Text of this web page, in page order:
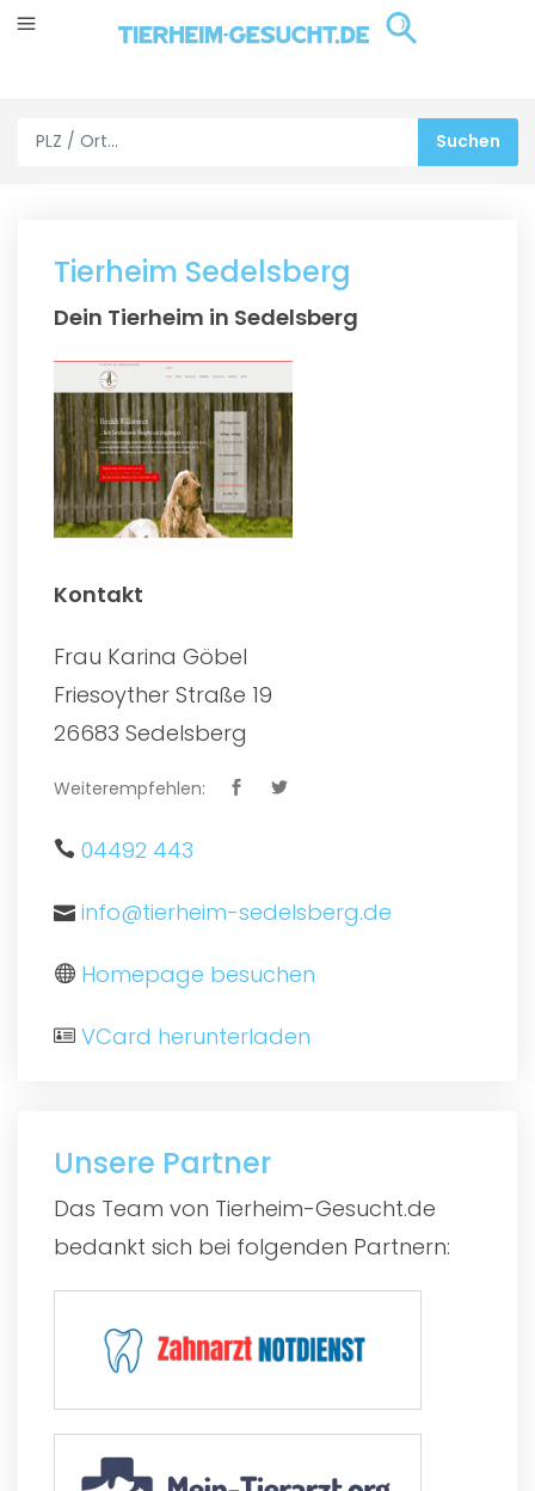
Tierheim Sedelsberg
Dein Tierheim in Sedelsberg
Kontakt
Frau Karina Göbel
Friesoyther Straße 19
26683 Sedelsberg
Weiterempfehlen:
04492 443
info@tierheim-sedelsberg.de
Homepage besuchen
VCard herunterladen
Unsere Partner
Das Team von Tierheim-Gesucht.de
bedankt sich bei folgenden Partnern: